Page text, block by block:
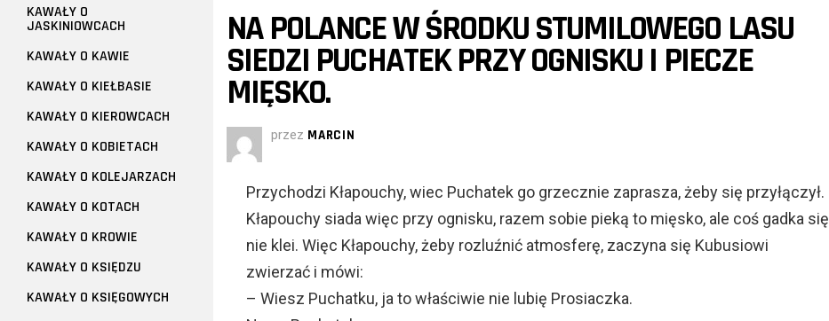
NA POLANCE W ŚRODKU STUMILOWEGO LASU
SIEDZI PUCHATEK PRZY OGNISKU I PIECZE
MIĘSKO.
przez MARCIN
Przychodzi Kłapouchy, wiec Puchatek go grzecznie zaprasza, żeby się przyłączył.
Kłapouchy siada więc przy ognisku, razem sobie pieką to mięsko, ale coś gadka się
nie klei. Więc Kłapouchy, żeby rozluźnić atmosferę, zaczyna się Kubusiowi
zwierzać i mówi:
– Wiesz Puchatku, ja to właściwie nie lubię Prosiaczka.
KAWAŁY O
JASKINIOWCACH
KAWAŁY O KAWIE
KAWAŁY O KIEŁBASIE
KAWAŁY O KIEROWCACH
KAWAŁY O KOBIETACH
KAWAŁY O KOLEJARZACH
KAWAŁY O KOTACH
KAWAŁY O KROWIE
KAWAŁY O KSIĘDZU
KAWAŁY O KSIĘGOWYCH